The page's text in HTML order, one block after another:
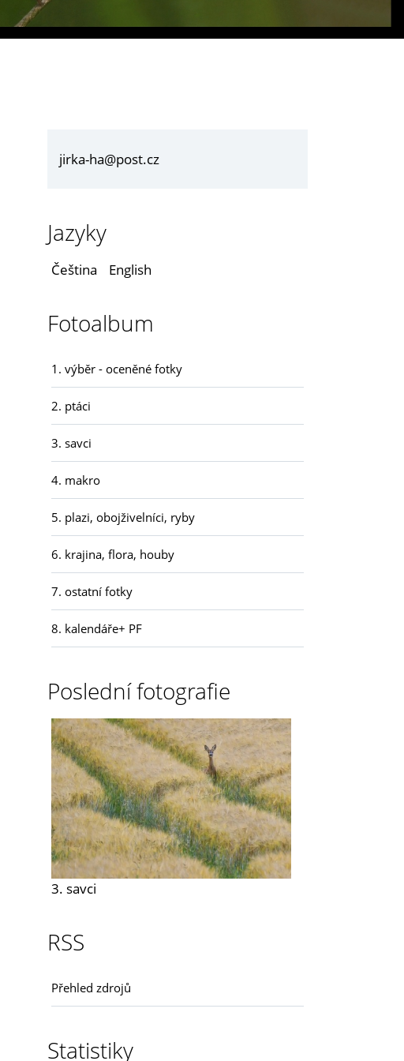
jirka-ha@post.cz
Jazyky
Čeština English
Fotoalbum
1. výběr - oceněné fotky
2. ptáci
3. savci
4. makro
5. plazi, obojživelníci, ryby
6. krajina, flora, houby
7. ostatní fotky
8. kalendáře+ PF
Poslední fotografie
3. savci
RSS
Přehled zdrojů
Statistiky